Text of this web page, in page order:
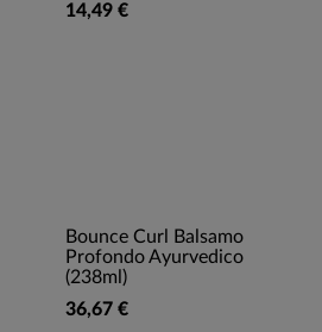
14,49 €
Bounce Curl Balsamo
Profondo Ayurvedico
(238ml)
36,67 €